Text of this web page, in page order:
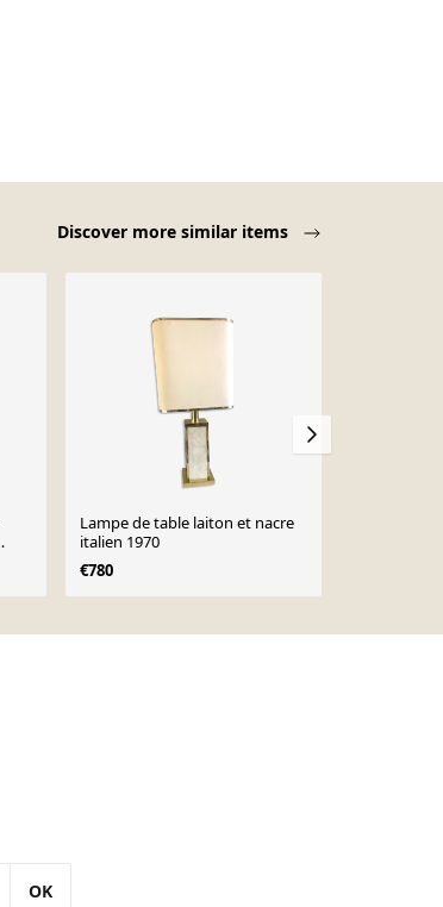
Discover more similar items
Lampe de table laiton et nacre
italien 1970
€780
OK